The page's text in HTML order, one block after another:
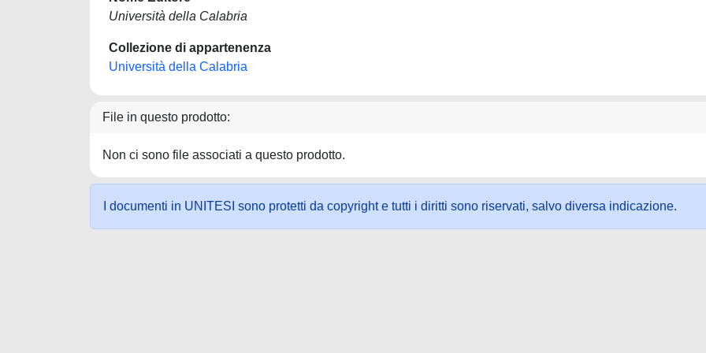
Università della Calabria
Collezione di appartenenza
Università della Calabria
File in questo prodotto:
Non ci sono file associati a questo prodotto.
I documenti in UNITESI sono protetti da copyright e tutti i diritti sono riservati, salvo diversa indicazione.